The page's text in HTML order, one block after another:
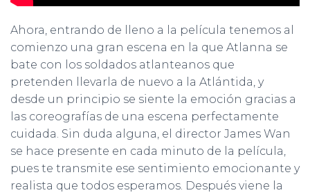
Ahora, entrando de lleno a la película tenemos al
comienzo una gran escena en la que Atlanna se
bate con los soldados atlanteanos que
pretenden llevarla de nuevo a la Atlántida, y
desde un principio se siente la emoción gracias a
las coreografías de una escena perfectamente
cuidada. Sin duda alguna, el director James Wan
se hace presente en cada minuto de la película,
pues te transmite ese sentimiento emocionante y
realista que todos esperamos. Después viene la